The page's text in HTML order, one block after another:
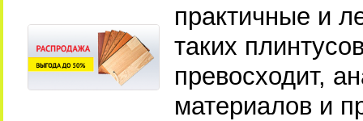
практичные и
таких
превосходит,
материалов и